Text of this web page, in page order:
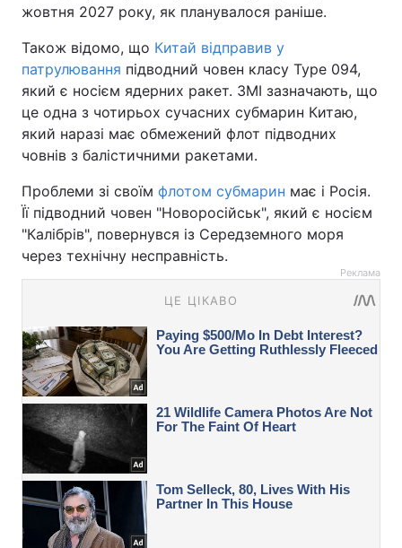
жовтня 2027 року, як планувалося раніше.
Також відомо, що Китай відправив у
патрулювання підводний човен класу Type 094,
який є носієм ядерних ракет. ЗМІ зазначають, що
це одна з чотирьох сучасних субмарин Китаю,
який наразі має обмежений флот підводних
човнів з балістичними ракетами.
Проблеми зі своїм флотом субмарин має і Росія.
Її підводний човен "Новоросійськ", який є носієм
"Калібрів", повернувся із Середземного моря
через технічну несправність.
Реклама